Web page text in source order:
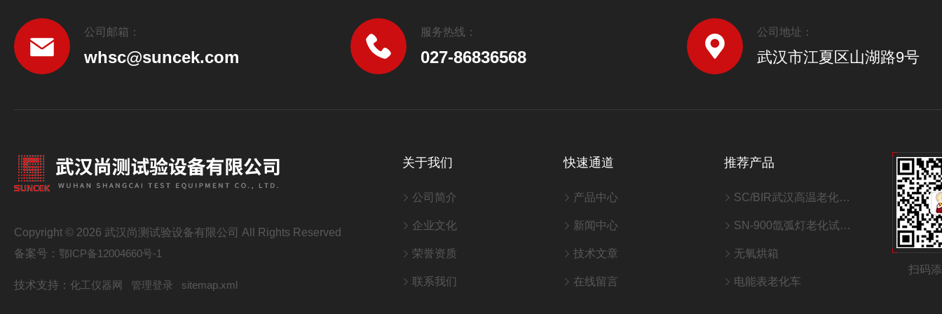
公司邮箱：
whsc@suncek.com
服务热线：
027-86836568
公司地址：
武汉市江夏区山湖路9号
Copyright © 2026 武汉尚测试验设备有限公司 All Rights Reserved
备案号： 鄂ICP备12004660号-1
技术支持： 化工仪器网 管理登录 sitemap.xml
关于我们
公司简介
企业文化
荣誉资质
联系我们
快速通道
产品中心
新闻中心
技术文章
在线留言
推荐产品
SC/BIR武汉高温老化室/老化房
SN-900氙弧灯老化试验箱
无氧烘箱
电能表老化车
扫码